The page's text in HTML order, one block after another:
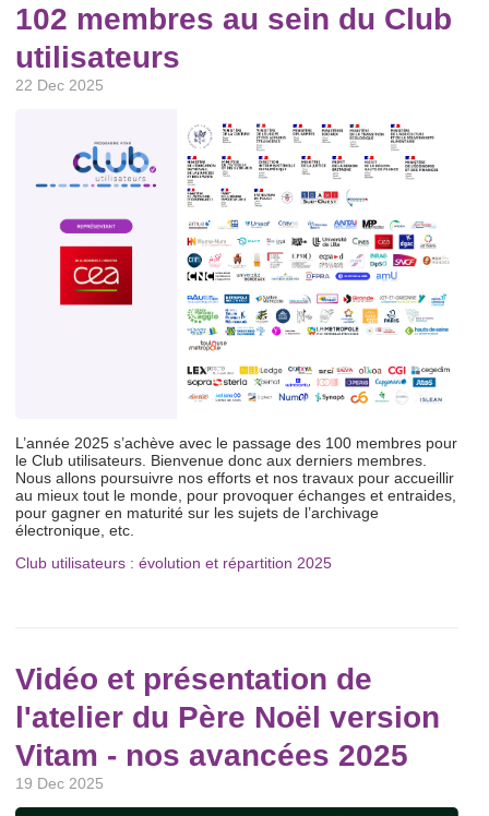
102 membres au sein du Club
utilisateurs
22 Dec 2025
L’année 2025 s’achève avec le passage des 100 membres pour
le Club utilisateurs. Bienvenue donc aux derniers membres.
Nous allons poursuivre nos efforts et nos travaux pour accueillir
au mieux tout le monde, pour provoquer échanges et entraides,
pour gagner en maturité sur les sujets de l’archivage
électronique, etc.
Club utilisateurs : évolution et répartition 2025
Vidéo et présentation de
l'atelier du Père Noël version
Vitam - nos avancées 2025
19 Dec 2025